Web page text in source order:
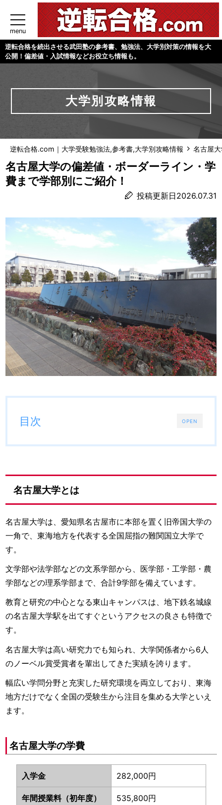
menu
逆転合格を続出させる武田塾の参考書、勉強法、大学別対策の情報を大
公開！偏差値・入試情報などお役立ち情報も。
大学別攻略情報
逆転合格.com｜大学受験勉強法,参考書,大学別攻略情報 名古屋
名古屋大学の偏差値・ボーダーライン・学
費まで学部別にご紹介！
投稿更新日2026.07.31
OPEN
目次
名古屋大学とは
名古屋大学は、愛知県名古屋市に本部を置く旧帝国大学の
一角で、東海地方を代表する全国屈指の難関国立大学で
す。
文学部や法学部などの文系学部から、医学部・工学部・農
学部などの理系学部まで、合計9学部を備えています。
教育と研究の中心となる東山キャンパスは、地下鉄名城線
の名古屋大学駅を出てすぐというアクセスの良さも特徴で
す。
名古屋大学は高い研究力でも知られ、大学関係者から6人
のノーベル賞受賞者を輩出してきた実績を誇ります。
幅広い学問分野と充実した研究環境を両立しており、東海
地方だけでなく全国の受験生から注目を集める大学といえ
ます。
名古屋大学の学費
入学金 282,000円
年間授業料（初年度） 535,800円